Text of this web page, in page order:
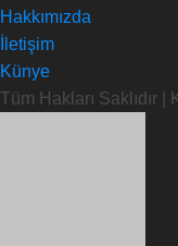
Hakkımızda
İletişim
Künye
Tüm Hakları Saklıdır